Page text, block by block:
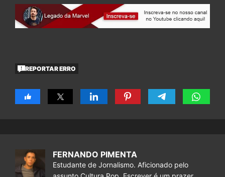
REPORTAR ERRO
FERNANDO PIMENTA
Estudante de Jornalismo. Aficionado pelo